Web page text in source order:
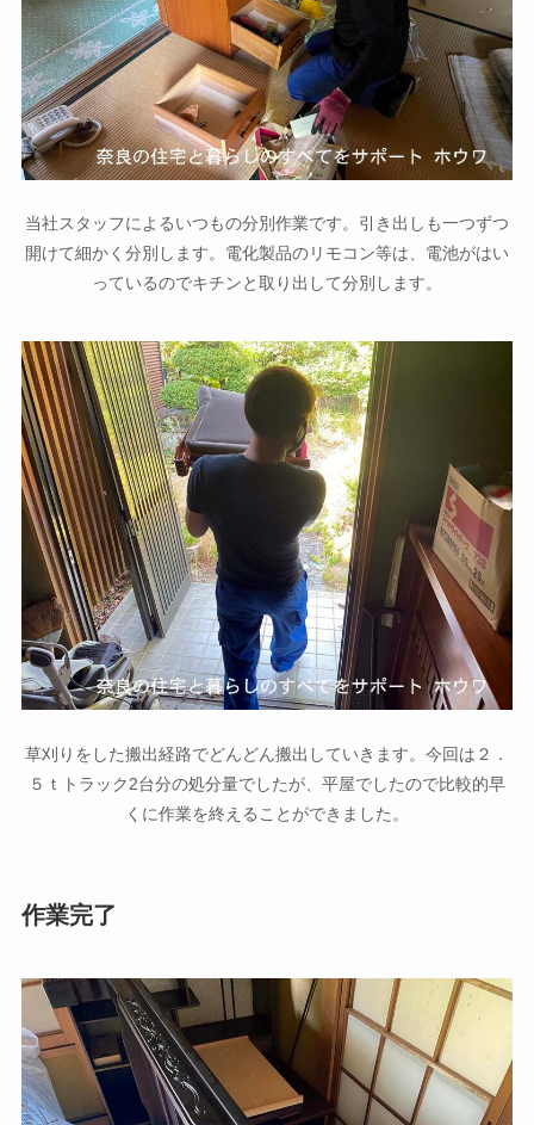
当社スタッフによるいつもの分別作業です。引き出しも一つずつ
開けて細かく分別します。電化製品のリモコン等は、電池がはい
っているのでキチンと取り出して分別します。
草刈りをした搬出経路でどんどん搬出していきます。今回は２．
５ｔトラック2台分の処分量でしたが、平屋でしたので比較的早
くに作業を終えることができました。
作業完了